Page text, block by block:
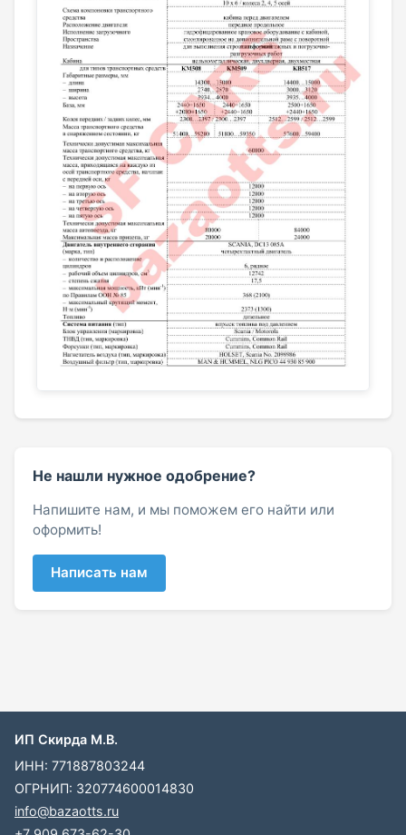
Не нашли нужное одобрение?
Напишите нам, и мы поможем его найти или
оформить!
Написать нам
ИП Скирда М.В.
ИНН: 771887803244
ОГРНИП: 320774600014830
info@bazaotts.ru